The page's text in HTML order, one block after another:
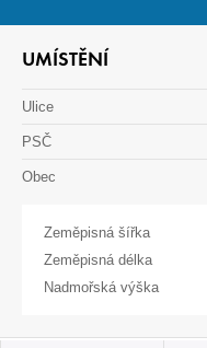
UMÍSTĚNÍ
Ulice
PSČ
Obec
Zeměpisná šířka
Zeměpisná délka
Nadmořská výška